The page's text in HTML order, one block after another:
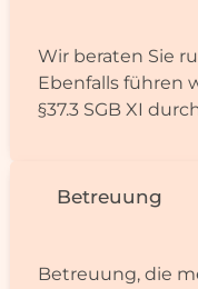
Wir beraten Sie
Eben­falls führen
§37.3 SGB XI
Betreuung
Betreuung, die